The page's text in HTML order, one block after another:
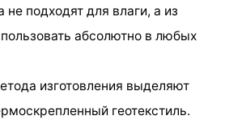
не подходят для влаги, а из
абсолютно в любых
изготовления выделяют
геотекстиль.